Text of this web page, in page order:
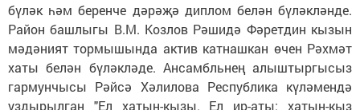
бүләк һәм беренче дәрәҗә диплом белән бүләкләнде.
Район башлыгы В.М. Козлов Рәшидә Фәретдин кызын
мәдәният тормышында актив катнашкан өчен Рәхмәт
хаты белән бүләкләде. Ансамбльнең алыштыргысыз
гармунчысы Рәйсә Хәлилова Республика күләмендә
уздырылган "Ел хатын-кызы. Ел ир-аты: хатын-кыз